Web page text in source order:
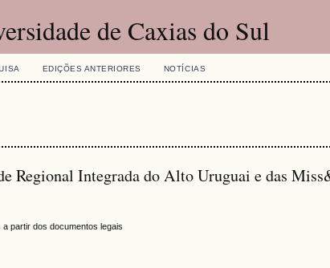
de Caxias do Sul
EDIÇÕES ANTERIORES NOTÍCIAS
Regional Integrada do Alto Uruguai e das
partir dos documentos legais